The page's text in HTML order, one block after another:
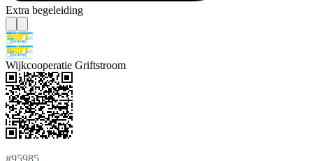
Extra begeleiding
Wijkcooperatie Griftstroom
#95985